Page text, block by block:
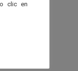
de
de éstos
parece
parece
la oxidación
clic en